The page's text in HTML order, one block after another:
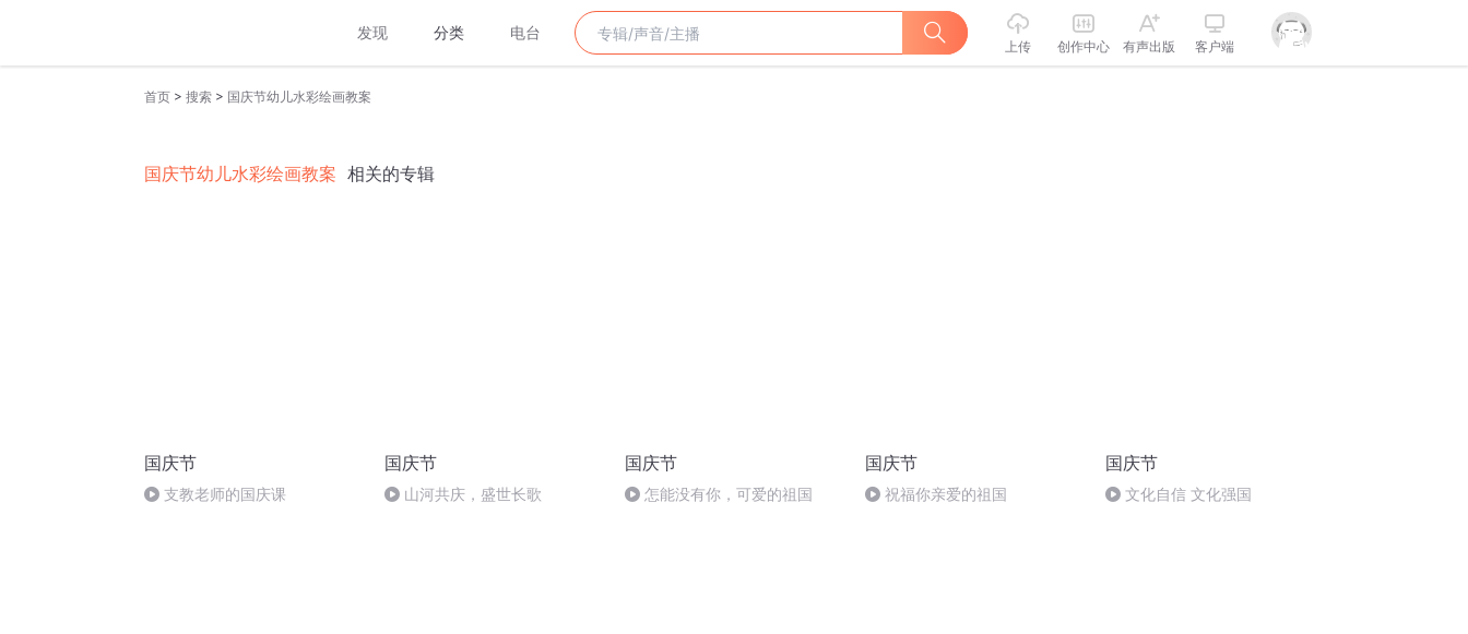
发现 分类 电台
上传 创作中心 有声出版 客户端
首页 > 搜索 > 国庆节幼儿水彩绘画教案
国庆节幼儿水彩绘画教案 相关的专辑
国庆节
支教老师的国庆课
国庆节
山河共庆，盛世长歌
国庆节
怎能没有你，可爱的祖国
国庆节
祝福你亲爱的祖国
国庆节
文化自信 文化强国